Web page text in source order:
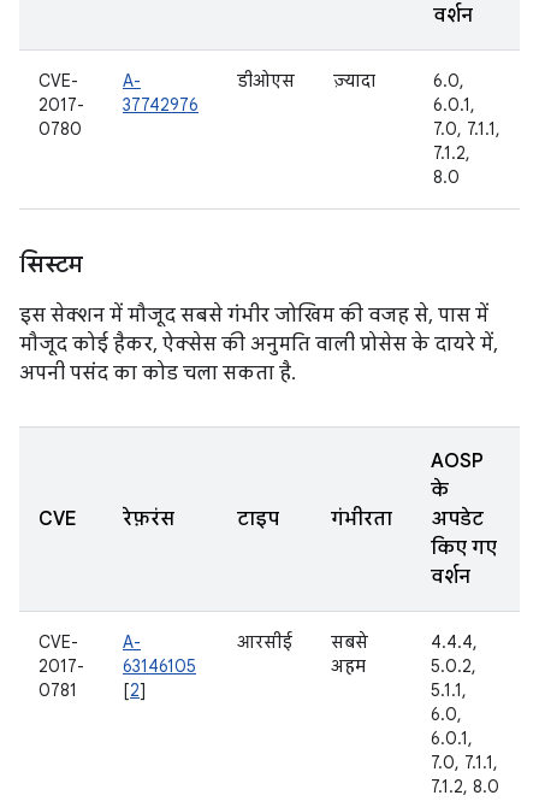
वर्शन
CVE-
2017-
0780
A-
37742976
डीओएस ज़्यादा
6.0,
6.0.1,
7.0, 7.1.1,
7.1.2,
8.0
सिस्टम
इस सेक्शन में मौजूद सबसे गंभीर जोखिम की वजह से, पास में
मौजूद कोई हैकर, ऐक्सेस की अनुमति वाली प्रोसेस के दायरे में,
अपनी पसंद का कोड चला सकता है.
CVE रेफ़रंस टाइप गंभीरता
AOSP
के
अपडेट
किए गए
वर्शन
CVE-
2017-
0781
A-
63146105
[2]
आरसीई
सबसे
अहम
4.4.4,
5.0.2,
5.1.1,
6.0,
6.0.1,
7.0, 7.1.1,
7.1.2, 8.0